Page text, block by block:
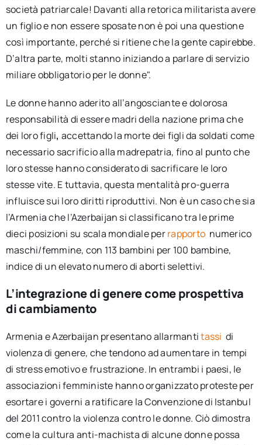
società patriarcale! Davanti alla retorica militarista avere
un figlio e non essere sposate non è poi una questione
così importante, perché si ritiene che la gente capirebbe.
D’altra parte, molti stanno iniziando a parlare di servizio
miliare obbligatorio per le donne".
Le donne hanno aderito all’angosciante e dolorosa
responsabilità di essere madri della nazione prima che
dei loro figli, accettando la morte dei figli da soldati come
necessario sacrificio alla madrepatria, fino al punto che
loro stesse hanno considerato di sacrificare le loro
stesse vite. E tuttavia, questa mentalità pro-guerra
influisce sui loro diritti riproduttivi. Non è un caso che sia
l’Armenia che l’Azerbaijan si classificano tra le prime
dieci posizioni su scala mondiale perrapporto numerico
maschi/femmine, con 113 bambini per 100 bambine,
indice di un elevato numero di aborti selettivi.
L’integrazione di genere come prospettiva
di cambiamento
Armenia e Azerbaijan presentano allarmantitassi di
violenza di genere, che tendono ad aumentare in tempi
di stress emotivo e frustrazione. In entrambi i paesi, le
associazioni femministe hanno organizzato proteste per
esortare i governi a ratificare la Convenzione di Istanbul
del 2011 contro la violenza contro le donne. Ciò dimostra
come la cultura anti-machista di alcune donne possa